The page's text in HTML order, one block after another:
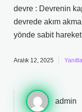
devre : Devrenin
devrede akım
yönde sabit
Aralık 12, 2025 Yanıtla
admin